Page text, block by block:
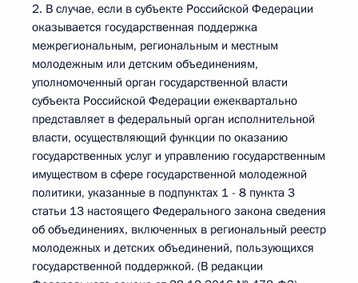
2. В случае, если в субъекте Российской Федерации
оказывается государственная поддержка
межрегиональным, региональным и местным
молодежным или детским объединениям,
уполномоченный орган государственной власти
субъекта Российской Федерации ежеквартально
представляет в федеральный орган исполнительной
власти, осуществляющий функции по оказанию
государственных услуг и управлению государственным
имуществом в сфере государственной молодежной
политики, указанные в подпунктах 1 - 8 пункта 3
статьи 13 настоящего Федерального закона сведения
об объединениях, включенных в региональный реестр
молодежных и детских объединений, пользующихся
государственной поддержкой. (В редакции